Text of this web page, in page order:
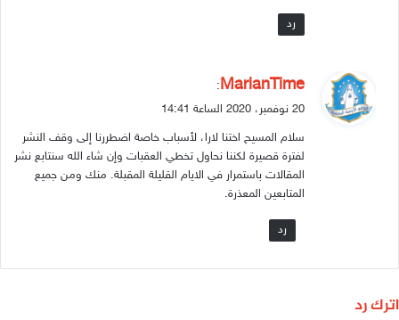
رد
ي
ق
ل
MarianTime
:
20 نوفمبر، 2020 الساعة 14:41
سلام المسيح اختنا لارا، لأسباب خاصة اضطررنا إلى وقف النشر
لفترة قصيرة لكننا نحاول تخطي العقبات وإن شاء الله سنتابع نشر
المقالات باستمرار في الايام القليلة المقبلة. منك ومن جميع
المتابعين المعذرة.
رد
اترك رد